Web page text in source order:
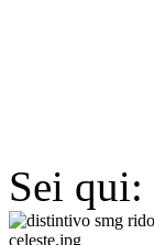
Sei qui: